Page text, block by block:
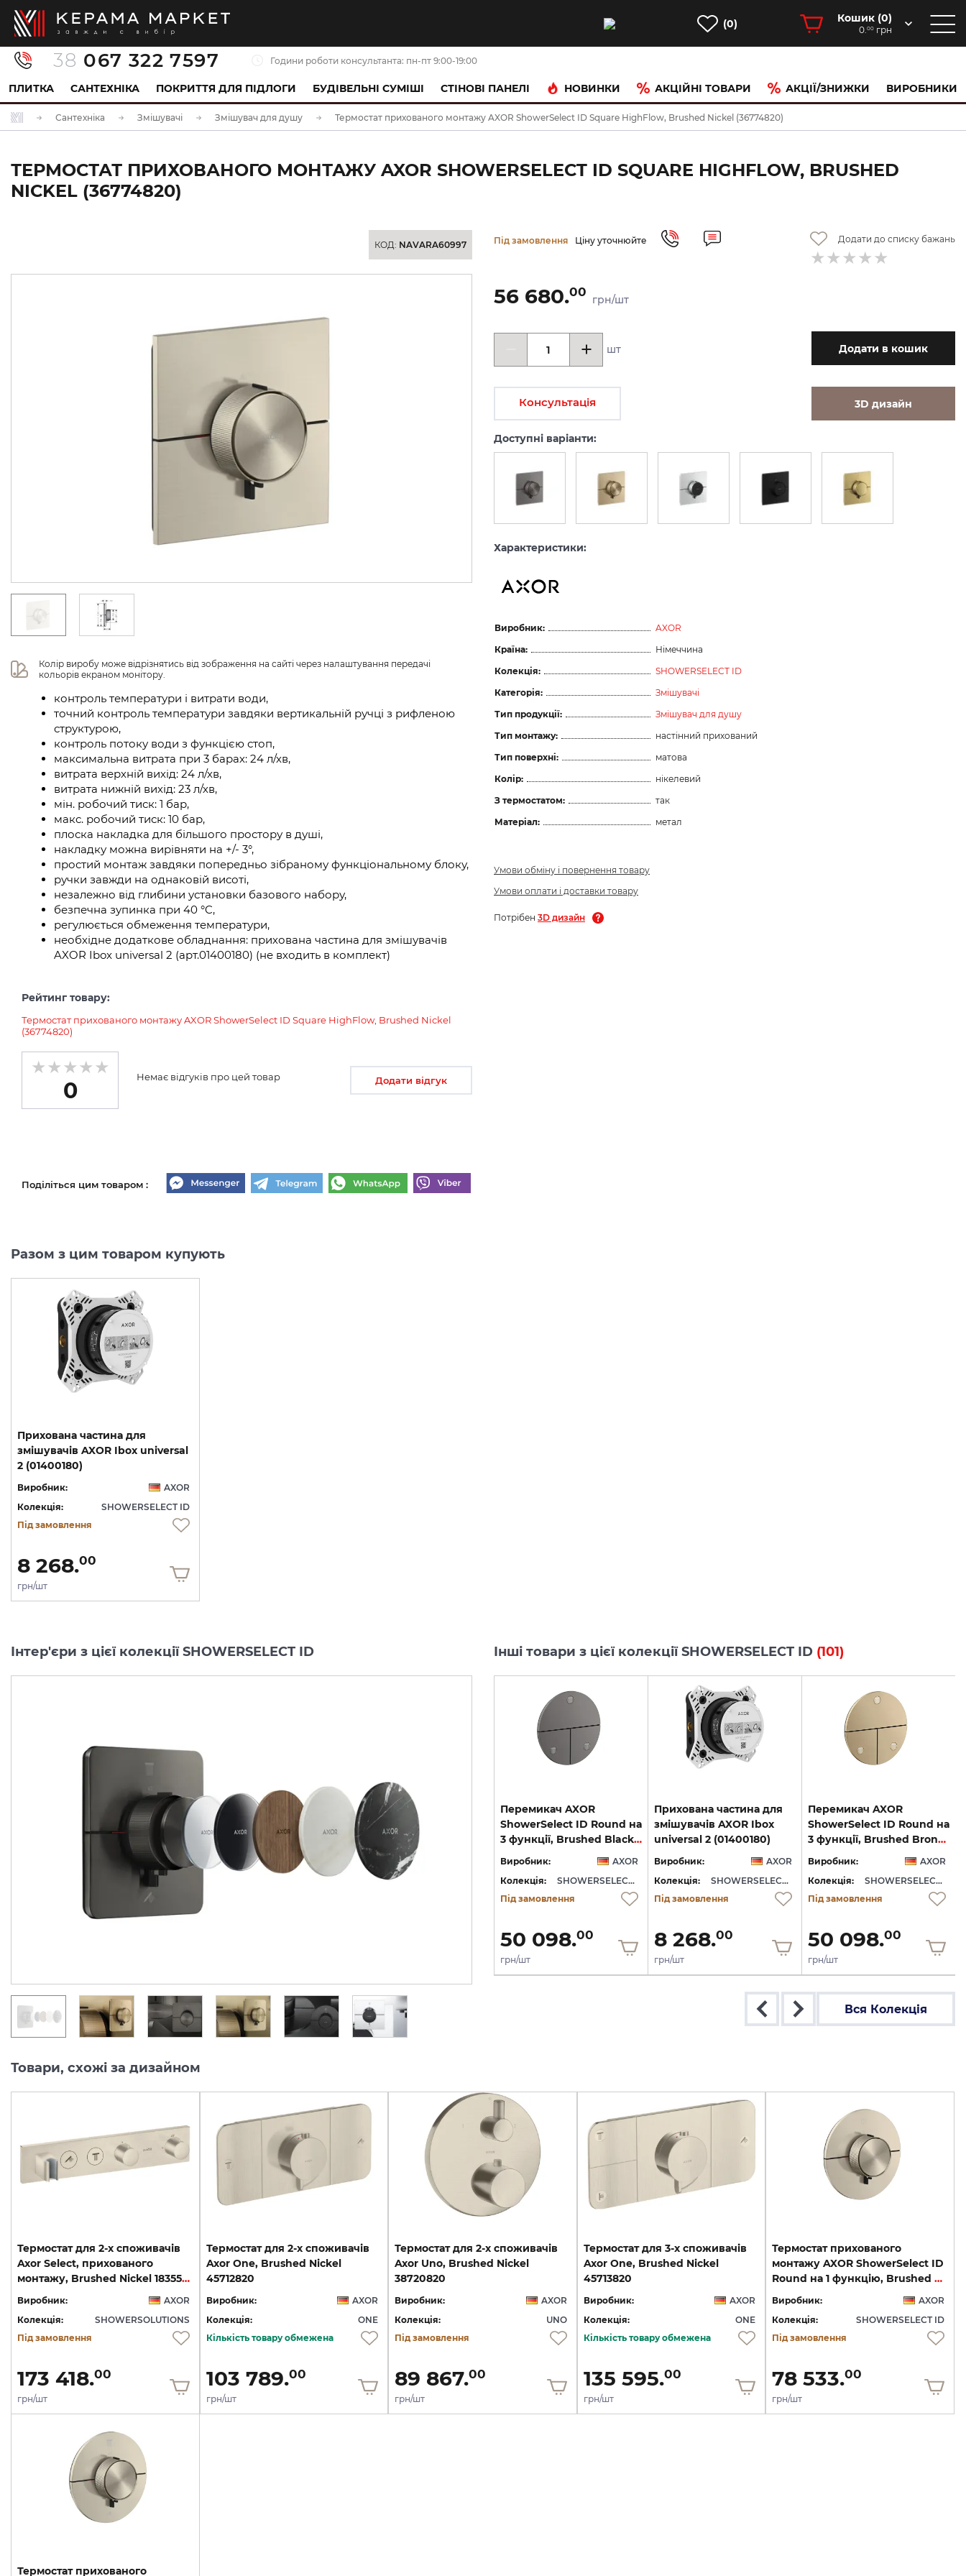
(0) Кошик (0)
0.00 грн
38 067 322 7597 Години роботи консультанта: пн-пт 9:00-19:00
ПЛИТКА САНТЕХНІКА ПОКРИТТЯ ДЛЯ ПІДЛОГИ БУДІВЕЛЬНІ СУМІШІ CТІНОВІ ПАНЕЛІ НОВИНКИ АКЦІЙНІ ТОВАРИ АКЦІЇ/ЗНИЖКИ ВИРОБНИКИ
Сантехніка Змішувачі Змішувач для душу Термостат прихованого монтажу AXOR ShowerSelect ID Square HighFlow, Brushed Nickel (36774820)
ТЕРМОСТАТ ПРИХОВАНОГО МОНТАЖУ AXOR SHOWERSELECT ID SQUARE HIGHFLOW, BRUSHED
NICKEL (36774820)
КОД: NAVARA60997
Колір виробу може відрізнятись від зображення на сайті через налаштування передачі
кольорів екраном монітору.
контроль температури і витрати води,
точний контроль температури завдяки вертикальній ручці з рифленою
структурою,
контроль потоку води з функцією стоп,
максимальна витрата при 3 барах: 24 л/хв,
витрата верхній вихід: 24 л/хв,
витрата нижній вихід: 23 л/хв,
мін. робочий тиск: 1 бар,
макс. робочий тиск: 10 бар,
плоска накладка для більшого простору в душі,
накладку можна вирівняти на +/- 3°,
простий монтаж завдяки попередньо зібраному функціональному блоку,
ручки завжди на однаковій висоті,
незалежно від глибини установки базового набору,
безпечна зупинка при 40 °C,
регулюється обмеження температури,
необхідне додаткове обладнання: прихована частина для змішувачів
AXOR Ibox universal 2 (арт.01400180) (не входить в комплект)
Під замовлення Ціну уточнюйте Додати до списку бажань
56 680.00
грн/шт
шт Додати в кошик
Консультація 3D дизайн
Доступні варіанти:
Характеристики:
Виробник:
AXOR
Країна:
Німеччина
Колекція:
SHOWERSELECT ID
Категорія:
Змішувачі
Тип продукції:
Змішувач для душу
Тип монтажу:
настінний прихований
Тип поверхні:
матова
Колір:
нікелевий
З термостатом:
так
Матеріал:
метал
Умови обміну і повернення товару
Умови оплати і доставки товару
Потрібен 3D дизайн
Рейтинг товару:
Термостат прихованого монтажу AXOR ShowerSelect ID Square HighFlow, Brushed Nickel
(36774820)
0
Немає відгуків про цей товар Додати відгук
Поділіться цим товаром :
Разом з цим товаром купують
Прихована частина для
змішувачів AXOR Ibox universal
2 (01400180)
Виробник:
AXOR
Колекція:
SHOWERSELECT ID
Під замовлення
8 268.00
грн/шт
Інтер'єри з цієї колекції SHOWERSELECT ID Інші товари з цієї колекції SHOWERSELECT ID (101)
Перемикач AXOR
ShowerSelect ID
AXOR
Перемикач AXOR
ShowerSelect ID
Виробник:
AXOR
Перемикач AXOR
ShowerSelect ID Square
Виробник:
Колекція:
Перемикач AXOR
ShowerSelect ID Round на
3 функції, Brushed Black Chrome (36779340)
Виробник:
AXOR
Колекція:
SHOWERSELECT ID
Під замовлення
50 098.00
грн/шт
Прихована частина для
змішувачів AXOR Ibox
universal 2 (01400180)
Виробник:
AXOR
Колекція:
SHOWERSELECT ID
Під замовлення
8 268.00
грн/шт
Перемикач AXOR
ShowerSelect ID Round на
3 функції, Brushed Bronze (36779140)
Виробник:
AXOR
Колекція:
SHOWERSELECT ID
Під замовлення
50 098.00
грн/шт
Вся Колекція
Товари, схожі за дизайном
Термостат для 2-х споживачів
Axor Select, прихованого
монтажу, Brushed Nickel 18355820
Виробник:
AXOR
Колекція:
SHOWERSOLUTIONS
Під замовлення
173 418.00
грн/шт
Термостат для 2-х споживачів
Axor One, Brushed Nickel
45712820
Виробник:
AXOR
Колекція:
ONE
Кількість товару обмежена
103 789.00
грн/шт
Термостат для 2-х споживачів
Axor Uno, Brushed Nickel
38720820
Виробник:
AXOR
Колекція:
UNO
Під замовлення
89 867.00
грн/шт
Термостат для 3-х споживачів
Axor One, Brushed Nickel
45713820
Виробник:
AXOR
Колекція:
ONE
Кількість товару обмежена
135 595.00
грн/шт
Термостат прихованого
монтажу AXOR ShowerSelect ID
Round на 1 функцію, Brushed Nickel (36756820)
Виробник:
AXOR
Колекція:
SHOWERSELECT ID
Під замовлення
78 533.00
грн/шт
Термостат прихованого